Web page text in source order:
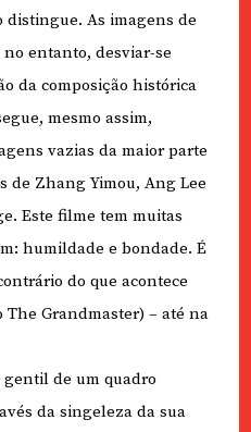
As imagens de
entanto, desviar-se
da composição histórica
mesmo assim,
vazias da maior parte
de Zhang Yimou, Ang Lee
Este filme tem muitas
humildade e bondade. É
do que acontece
The Grandmaster) – até na
gentil de um quadro
da singeleza da sua